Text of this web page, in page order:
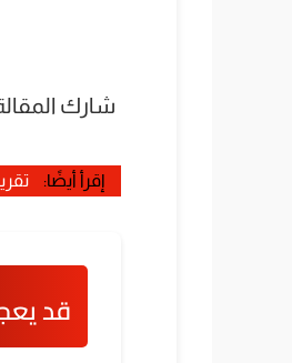
شارك
إقرأ أيضًا:
قد